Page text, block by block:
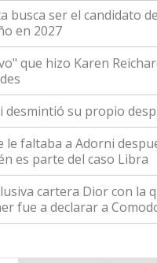
busca ser el candidato
en 2027
que hizo Karen
desmintió su propio
le faltaba a Adorni
es parte del caso Libra
cartera Dior con la
fue a declarar a